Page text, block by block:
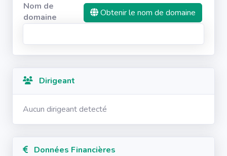
Nom de
domaine
Obtenir le nom de domaine
Dirigeant
Aucun dirigeant detecté
Données Financières